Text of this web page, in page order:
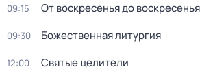
09:15 От воскресенья до воскресенья
09:30 Божественная литургия
12:00 Святые целители